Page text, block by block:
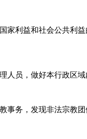
家利益和社会公共利
人员，做好本行政区域
事务，发现非法宗教